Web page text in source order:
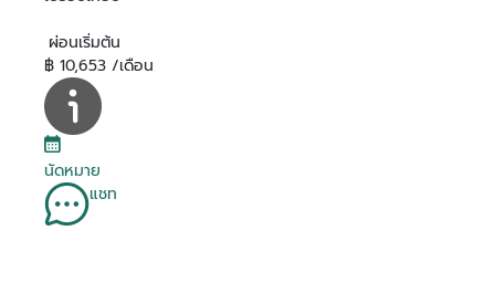
ผ่อนเริ่มต้น
฿ 10,653 /เดือน
นัดหมาย
แชท